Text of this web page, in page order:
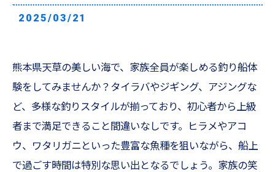
2025/03/21
熊本県天草の美しい海で、家族全員が楽しめる釣り船体
験をしてみませんか？タイラバやジギング、アジングな
ど、多様な釣りスタイルが揃っており、初心者から上級
者まで満足できること間違いなしです。ヒラメやアコ
ウ、ワタリガニといった豊富な魚種を狙いながら、船上
で過ごす時間は特別な思い出となるでしょう。家族の笑